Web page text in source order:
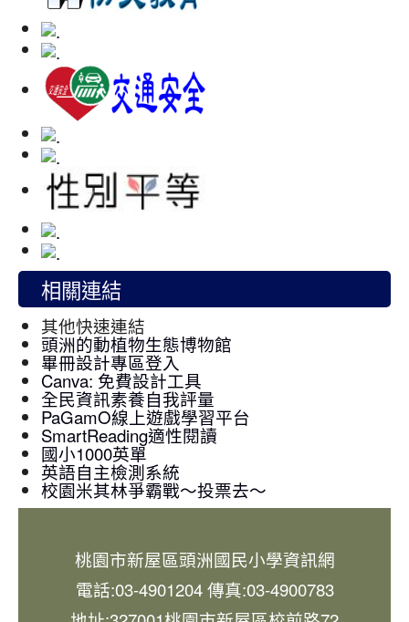
相關連結
其他快速連結
頭洲的動植物生態博物館
畢冊設計專區登入
Canva: 免費設計工具
全民資訊素養自我評量
PaGamO線上遊戲學習平台
SmartReading適性閱讀
國小1000英單
英語自主檢測系統
校園米其林爭霸戰～投票去～
桃園市新屋區頭洲國民小學資訊網
電話:03-4901204 傳真:03-4900783